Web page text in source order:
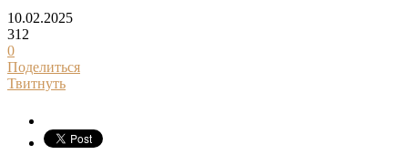
10.02.2025
312
0
Поделиться
Твитнуть